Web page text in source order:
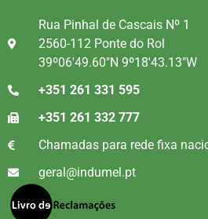
Rua Pinhal de Cascais Nº 1
2560-112 Ponte do Rol
39º06'49.60"N 9º18'43.13"W
+351 261 331 595
+351 261 332 777
Chamadas para rede fixa
geral@indumel.pt